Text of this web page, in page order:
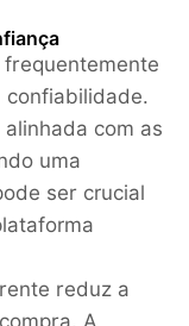
confiabilidade.
com as
uma
ser crucial
reduz a